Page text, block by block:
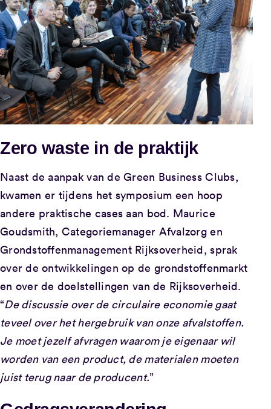
Zero waste in de praktijk
Naast de aanpak van de Green Business Clubs,
kwamen er tijdens het symposium een hoop
andere praktische cases aan bod. Maurice
Goudsmith, Categoriemanager Afvalzorg en
Grondstoffenmanagement Rijksoverheid, sprak
over de ontwikkelingen op de grondstoffenmarkt
en over de doelstellingen van de Rijksoverheid.
“De discussie over de circulaire economie gaat
teveel over het hergebruik van onze afvalstoffen.
Je moet jezelf afvragen waarom je eigenaar wil
worden van een product, de materialen moeten
juist terug naar de producent.”